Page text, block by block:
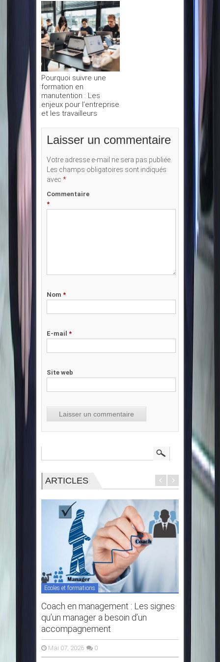
Pourquoi suivre une
formation en
manutention : Les
enjeux pour l’entreprise
et les travailleurs
Laisser un commentaire
Votre adresse e-mail ne sera pas publiée.
Les champs obligatoires sont indiqués
avec *
Commentaire
*
Nom *
E-mail *
Site web
ARTICLES
Ecoles et formations
Coach en management : Les signes
qu’un manager a besoin d’un
accompagnement
Mai 07, 2026 0